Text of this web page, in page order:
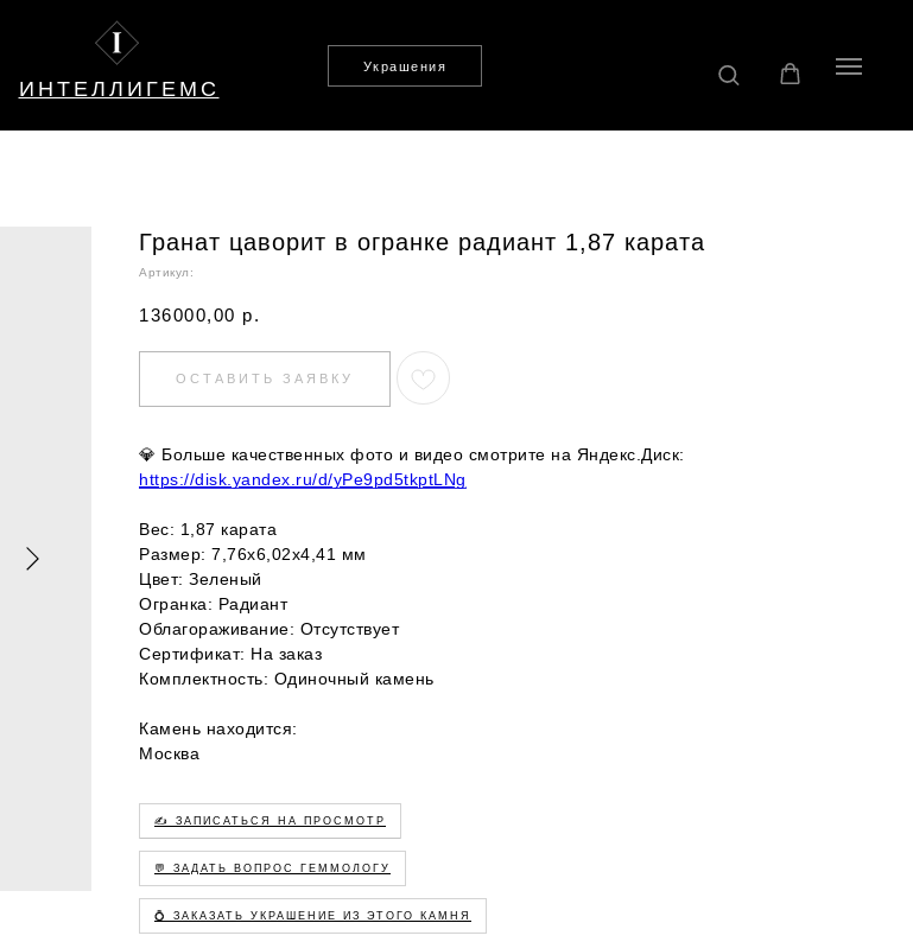
ИНТЕЛЛИГЕМС
Украшения
Гранат цаворит в огранке радиант 1,87 карата
Артикул:
136000,00 р.
ОСТАВИТЬ ЗАЯВКУ
💎 Больше качественных фото и видео смотрите на Яндекс.Диск:
https://disk.yandex.ru/d/yPe9pd5tkptLNg
Вес: 1,87 карата
Размер: 7,76х6,02х4,41 мм
Цвет: Зеленый
Огранка: Радиант
Облагораживание: Отсутствует
Сертификат: На заказ
Комплектность: Одиночный камень
Камень находится:
Москва
✍️ ЗАПИСАТЬСЯ НА ПРОСМОТР
💬 ЗАДАТЬ ВОПРОС ГЕММОЛОГУ
💍 ЗАКАЗАТЬ УКРАШЕНИЕ ИЗ ЭТОГО КАМНЯ